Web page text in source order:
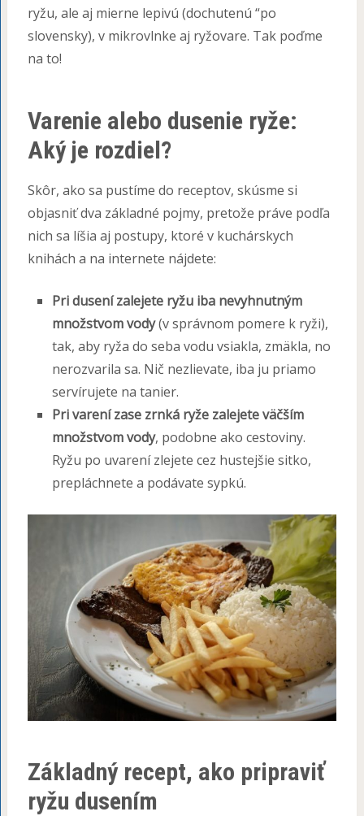
ryžu, ale aj mierne lepivú (dochutenú “po
slovensky), v mikrovlnke aj ryžovare. Tak poďme
na to!
Varenie alebo dusenie ryže:
Aký je rozdiel?
Skôr, ako sa pustíme do receptov, skúsme si
objasniť dva základné pojmy, pretože práve podľa
nich sa líšia aj postupy, ktoré v kuchárskych
knihách a na internete nájdete:
Pri dusení zalejete ryžu iba nevyhnutným
množstvom vody(v správnom pomere k ryži),
tak, aby ryža do seba vodu vsiakla, zmäkla, no
nerozvarila sa. Nič nezlievate, iba ju priamo
servírujete na tanier.
Pri varení zase zrnká ryže zalejete väčším
množstvom vody, podobne ako cestoviny.
Ryžu po uvarení zlejete cez hustejšie sitko,
prepláchnete a podávate sypkú.
Základný recept, ako pripraviť
ryžu dusením